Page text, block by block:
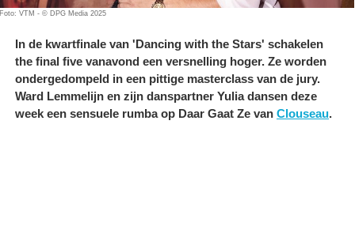
Foto: VTM - © DPG Media 2025
In de kwartfinale van 'Dancing with the Stars' schakelen
the final five vanavond een versnelling hoger. Ze worden
ondergedompeld in een pittige masterclass van de jury.
Ward Lemmelijn en zijn danspartner Yulia dansen deze
week een sensuele rumba op Daar Gaat Ze van Clouseau.